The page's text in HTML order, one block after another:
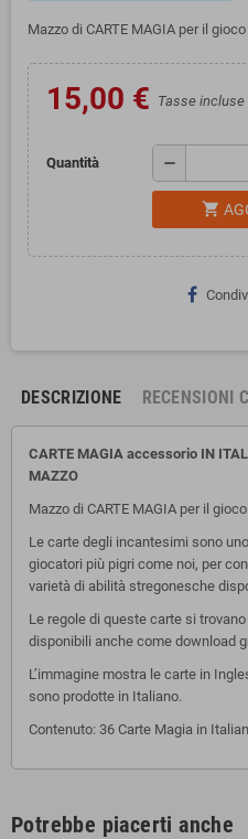
Mazzo di CARTE MAGIA per il
15,00 € Tasse incluse
Quantità remove
shopping_cart
DESCRIZIONE RECENSIONI
CARTE MAGIA accessorio IN
MAZZO
Mazzo di CARTE MAGIA per il
Le carte degli incantesimi sono
giocatori più pigri come noi, per
varietà di abilità stregonesche
Le regole di queste carte si
disponibili anche come download
L’immagine mostra le carte in
sono prodotte in Italiano.
Contenuto: 36 Carte Magia in
Potrebbe piacerti anche